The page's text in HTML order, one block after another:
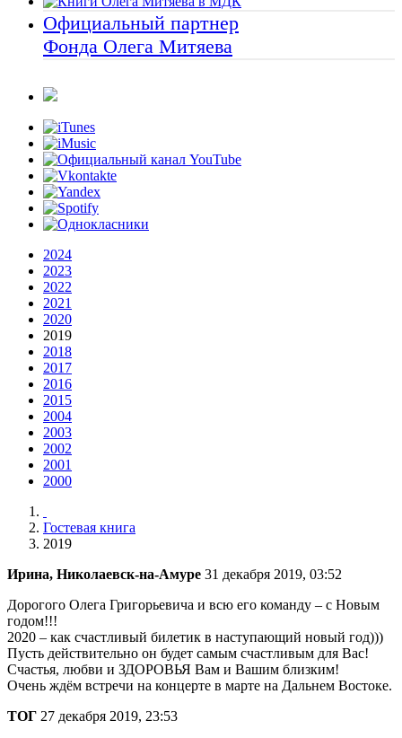
Официальный партнер
Фонда Олега Митяева
2024
2023
2022
2021
2020
2019
2018
2017
2016
2015
2004
2003
2002
2001
2000
Гостевая книга
2019
Ирина, Николаевск-на-Амуре 31 декабря 2019, 03:52
Дорогого Олега Григорьевича и всю его команду – с Новым
годом!!!
2020 – как счастливый билетик в наступающий новый год)))
Пусть действительно он будет самым счастливым для Вас!
Счастья, любви и ЗДОРОВЬЯ Вам и Вашим близким!
Очень ждём встречи на концерте в марте на Дальнем Востоке.
ТОГ 27 декабря 2019, 23:53